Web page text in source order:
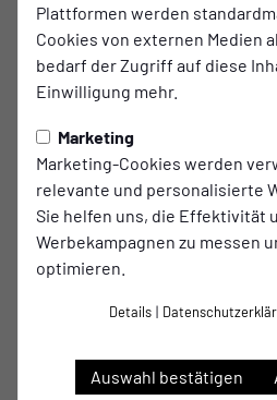
Plattformen werden
Cookies von externen Medien
bedarf der Zugriff auf diese
Einwilligung mehr.
Marketing
Marketing-Cookies werden
relevante und personalisierte
Sie helfen uns, die Effektivität
Werbekampagnen zu messen
optimieren.
Details |
Auswahl bestätigen
verwerten.
Das Tempo des Spiels war von
kein Team konnte sich aber echte
In der 34. Minute flankte Annika
direkt auf den Kopf von Josy
Strafraum zu Eileen Hillmann
Führung erzielte.
Sechs Minuten später entschied
einer Ecke bei der uns der Ball
parierte Ada Hapke aber den
in die Halbzeit bringen.